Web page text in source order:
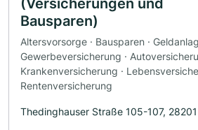
(Versicherungen und
Bausparen)
Altersvorsorge · Bausparen ·
Gewerbeversicherung ·
Krankenversicherung ·
Rentenversicherung
Thedinghauser Straße 105-107,